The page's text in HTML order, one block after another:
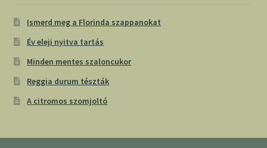
Ismerd meg a Florinda szappanokat
Év eleji nyitva tartás
Minden mentes szaloncukor
Reggia durum tészták
A citromos szomjoltó